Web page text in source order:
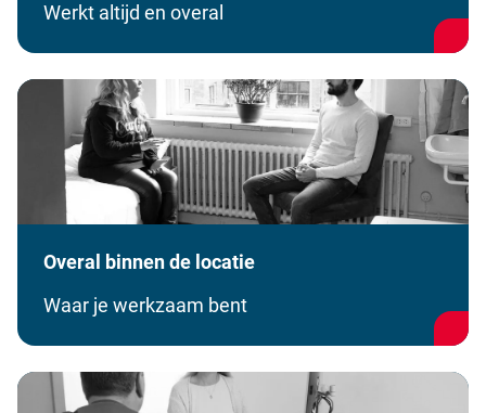
Werkt altijd en overal
Overal binnen de locatie
Waar je werkzaam bent